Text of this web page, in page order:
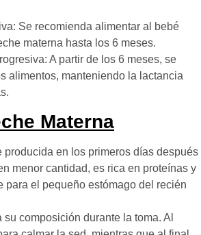
Se recomienda alimentar al bebé
materna hasta los 6 meses.
A partir de los 6 meses, se
alimentos, manteniendo la lactancia
Materna
producida en los primeros días después
menor cantidad, es rica en proteínas y
para el pequeño estómago del recién
su composición durante la toma. Al